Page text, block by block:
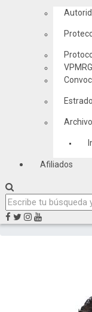
VPMRG
Archivo
Afiliados